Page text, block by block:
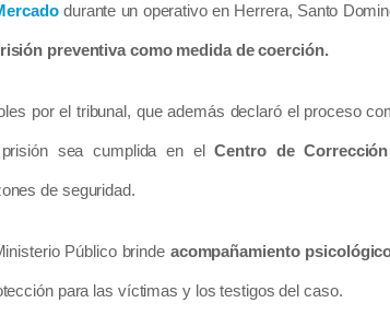
durante un operativo en Herrera, Santo
preventiva como medida de coerción.
por el tribunal, que además declaró el proceso
sea cumplida en elCentro de
de seguridad.
Público brinde acompañamiento
para las víctimas y los testigos del caso.